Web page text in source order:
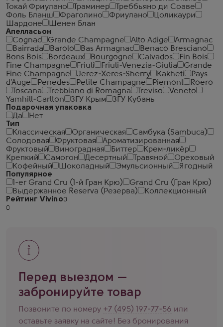
Токай Фриулано
Траминер
Треббьяно ди Соаве
Фоль Бланш
Фраголино Фриулано
Цоликаури
Шардоне
Шенен Блан
Апелласьон
Cognac
Grande Champagne Alto Adige
Armagnac
Bairrada
Barolo Bas Armagnac
Benaco Bresciano
Bons Bois
Bordeaux Bourgogne Calvados
Fin Bois
Fine Champagne
Friuli Friuli-Venezia-Giulia
Grande
Fine Champagne
Jerez-Xeres-Sherry Kakheti
Pays
d'Auge
Penedes Petite Champagne Piemont
Roero
Toscana
Trebbiano di Romagna Treviso
Veneto
Yamhill-Carlton
ЗГУ Крым
ЗГУ Кубань
Подарочная упаковка
Да
Нет
Тип
Классическая
Органическая
Самбука (Sambuca)
Солодовая
Фруктовая
Ароматизированная
Фруктовый
Виноградная Биттер
Крем-ликёр
Крепкий
Самогон Десертный Травяной
Ореховый
Кофейный
Шоколадный Эмульсионный
Ягодный
Популярное
1-er Grand Cru (1-й Гран Крю)
Grand Cru (Гран Крю)
Выдержанное Reserva (Резерва)
Коллекционный
Рейтинг Vivino
Перед выездом —
забронируйте товар
Позвоните по номеру +7 (495) 197-77-56 или
оставьте заявку на сайте! Без бронирования